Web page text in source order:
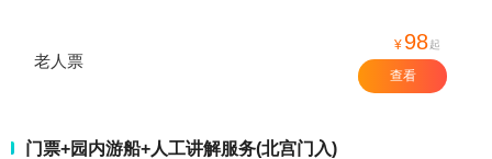
老人票
¥ 98起
查看
门票+园内游船+人工讲解服务(北宫门入)